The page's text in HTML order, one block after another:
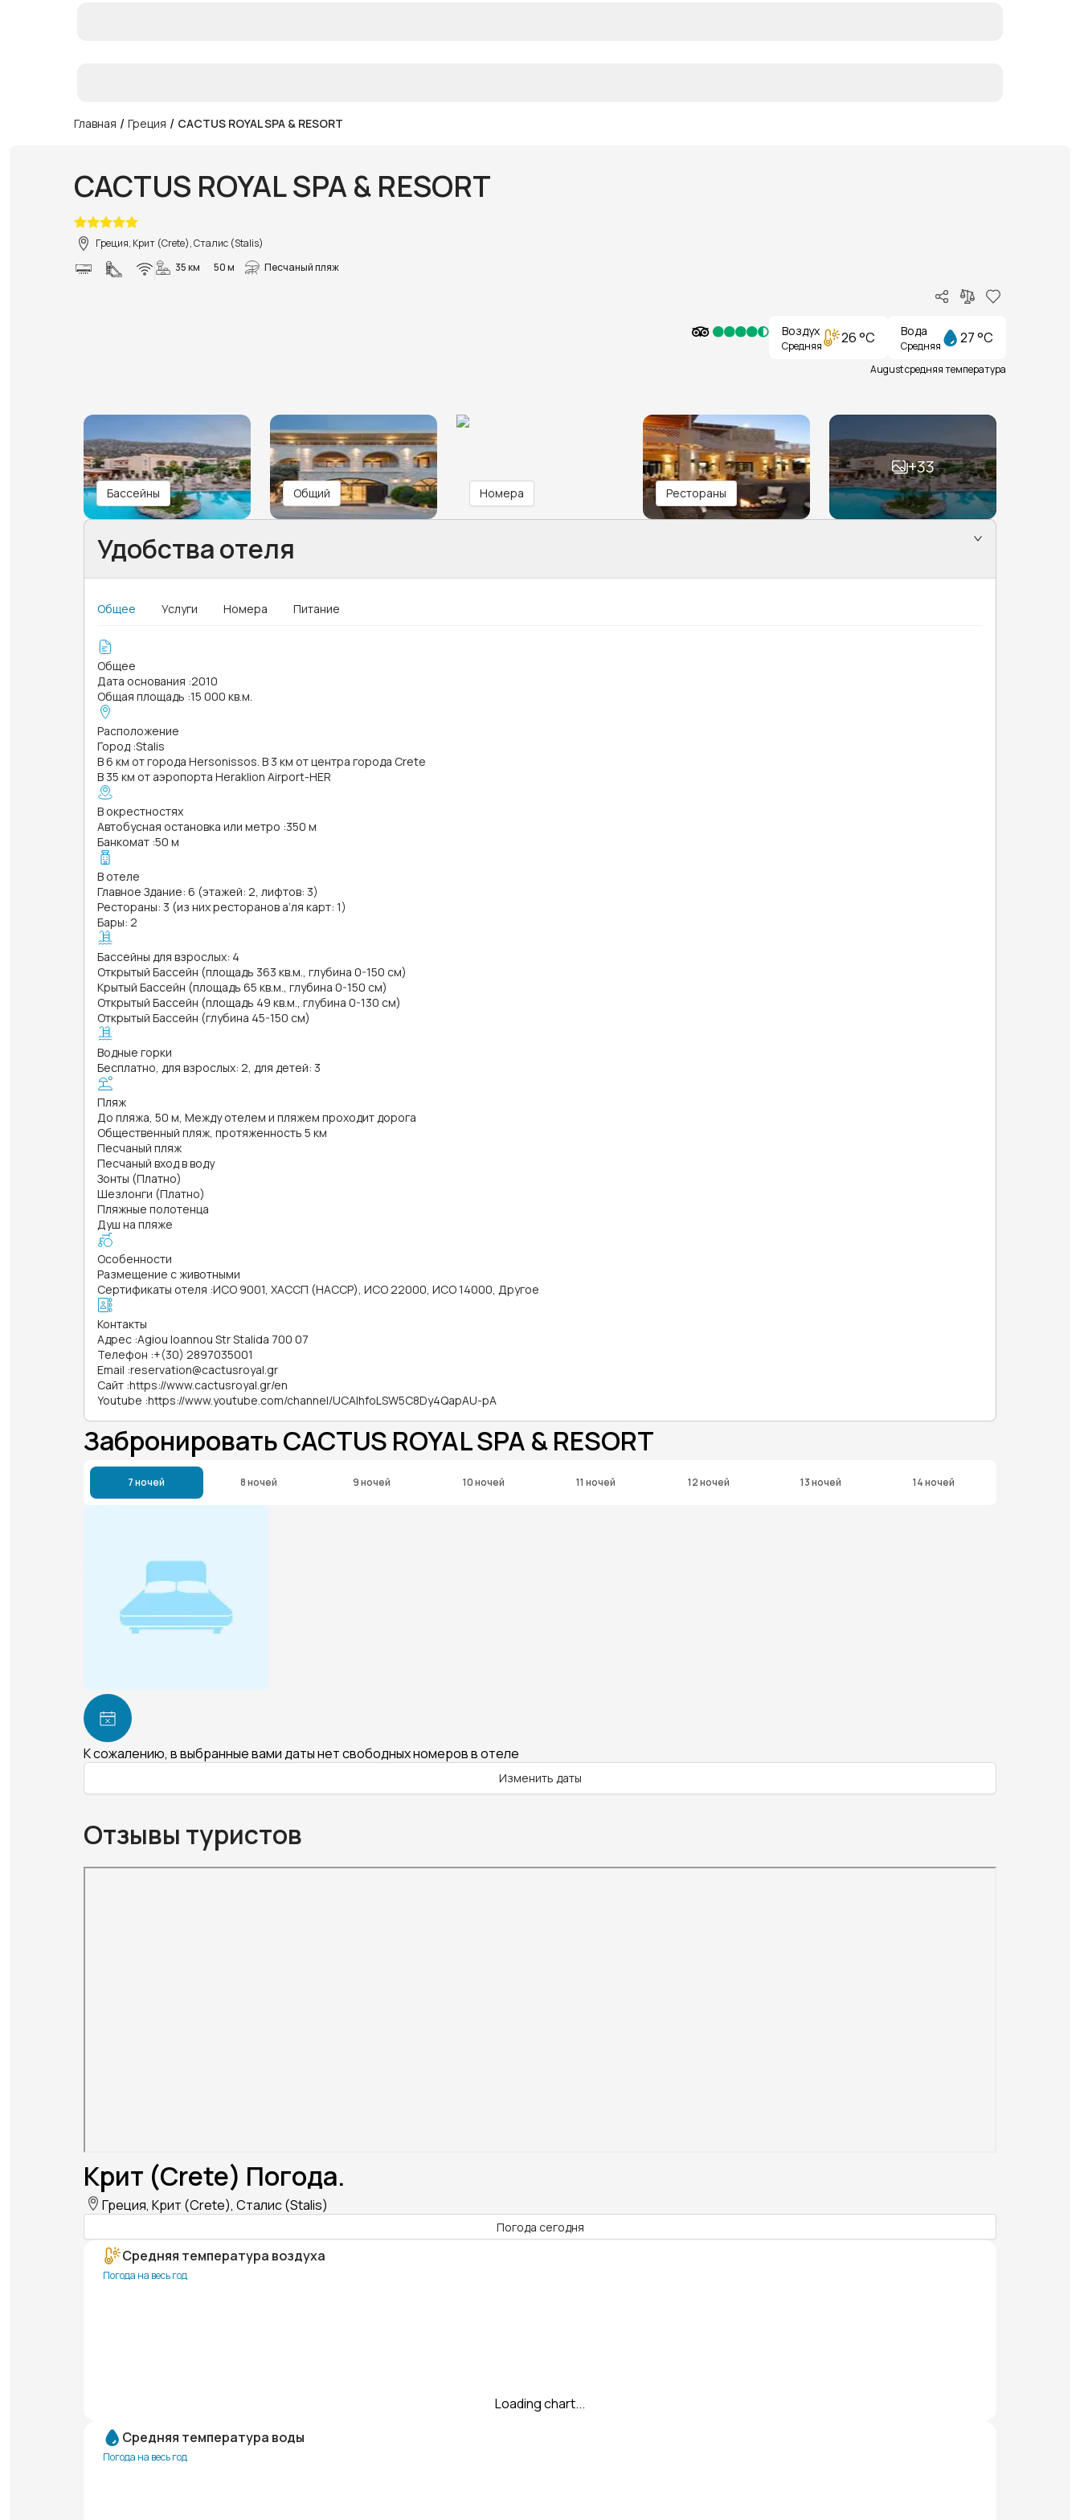
Главная / Греция / CACTUS ROYAL SPA & RESORT
CACTUS ROYAL SPA & RESORT
Греция, Крит (Crete), Сталис (Stalis)
35 км
50 м Песчаный пляж
Воздух
Средняя 26 °C Вода
Средняя 27 °C
August средняя температура
Бассейны Общий Номера Рестораны
+33
Удобства отеля
Общее Услуги Номера Питание
Общее
Дата основания :2010
Общая площадь :15 000 кв.м.
Расположение
Город :Stalis
В 6 км от города Hersonissos. В 3 км от центра города Crete
В 35 км от аэропорта Heraklion Airport-HER
В окрестностях
Автобусная остановка или метро :350 м
Банкомат :50 м
В отеле
Главное Здание: 6 (этажей: 2, лифтов: 3)
Рестораны: 3 (из них ресторанов а’ля карт: 1)
Бары: 2
Бассейны для взрослых: 4
Открытый Бассейн (площадь 363 кв.м., глубина 0-150 см)
Крытый Бассейн (площадь 65 кв.м., глубина 0-150 см)
Открытый Бассейн (площадь 49 кв.м., глубина 0-130 см)
Открытый Бассейн (глубина 45-150 см)
Водные горки
Бесплатно, для взрослых: 2, для детей: 3
Пляж
До пляжа, 50 м, Между отелем и пляжем проходит дорога
Общественный пляж, протяженность 5 км
Песчаный пляж
Песчаный вход в воду
Зонты (Платно)
Шезлонги (Платно)
Пляжные полотенца
Душ на пляже
Особенности
Размещение с животными
Сертификаты отеля :ИСО 9001, ХАССП (HACCP), ИСО 22000, ИСО 14000, Другое
Контакты
Адрес :Agiou Ioannou Str Stalida 700 07
Телефон :+(30) 2897035001
Email :reservation@cactusroyal.gr
Сайт :https://www.cactusroyal.gr/en
Youtube :https://www.youtube.com/channel/UCAIhfoLSW5C8Dy4QapAU-pA
Забронировать CACTUS ROYAL SPA & RESORT
7 ночей 8 ночей 9 ночей 10 ночей 11 ночей 12 ночей 13 ночей 14 ночей
К сожалению, в выбранные вами даты нет свободных номеров в отеле
Изменить даты
Отзывы туристов
Крит (Crete) Погода.
Греция, Крит (Crete), Сталис (Stalis)
Погода сегодня
Средняя температура воздуха
Погода на весь год
Loading chart...
Средняя температура воды
Погода на весь год